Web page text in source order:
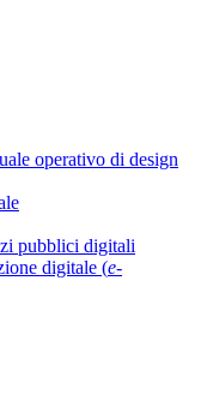
operativo di design
pubblici digitali
digitale (e-